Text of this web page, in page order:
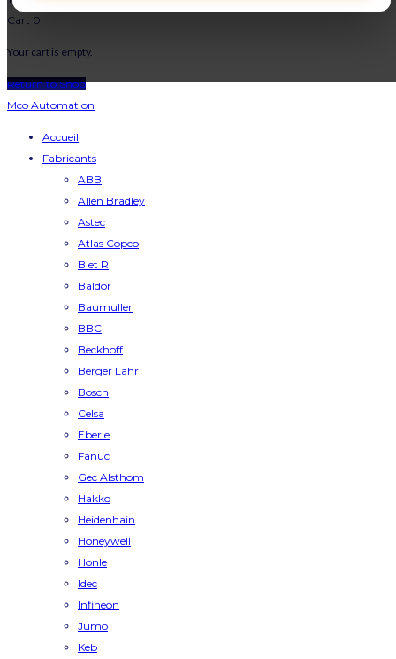
Cart 0
Your cart is empty.
Return to Shop
Mco Automation
Accueil
Fabricants
ABB
Allen Bradley
Astec
Atlas Copco
B et R
Baldor
Baumuller
BBC
Beckhoff
Berger Lahr
Bosch
Celsa
Eberle
Fanuc
Gec Alsthom
Hakko
Heidenhain
Honeywell
Honle
Idec
Infineon
Jumo
Keb